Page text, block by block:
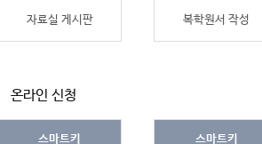
자료실 게시판 복학원서 작성
온라인 신청
스마트키 스마트키